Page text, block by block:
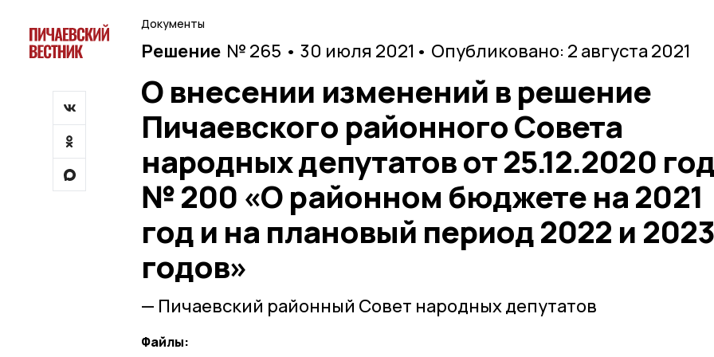
Документы
Решение № 265 • 30 июля 2021 • Опубликовано: 2 августа 2021
О внесении изменений в решение
Пичаевского районного Совета
народных депутатов от 25.12.2020
№ 200 «О районном бюджете на 2021
год и на плановый период 2022 и 2023
годов»
— Пичаевский районный Совет народных депутатов
Файлы: